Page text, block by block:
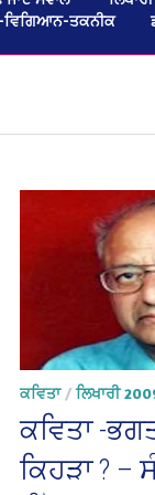
ਤਕਨੀਕ
ਕਵਿਤਾ/ ਲਿਖਾਰੀ
ਕਵਿਤਾ -
ਕਿਹੜਾ ? –